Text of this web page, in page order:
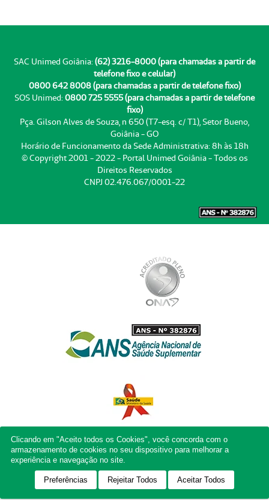
SAC Unimed Goiânia: (62) 3216-8000 (para chamadas a partir de
telefone fixo e celular)
0800 642 8008 (para chamadas a partir de telefone fixo)
SOS Unimed: 0800 725 5555 (para chamadas a partir de telefone
fixo)
Pça. Gilson Alves de Souza, n 650 (T7-esq. c/ T1), Setor Bueno,
Goiânia - GO
Horário de Funcionamento da Sede Administrativa: 8h às 18h
© Copyright 2001 - 2022 - Portal Unimed Goiânia - Todos os
Direitos Reservados
CNPJ 02.476.067/0001-22
Clicando em "Aceito todos os Cookies", você concorda com o
armazenamento de cookies no seu dispositivo para melhorar a
experiência e navegação no site.
Preferências Rejeitar Todos Aceitar Todos